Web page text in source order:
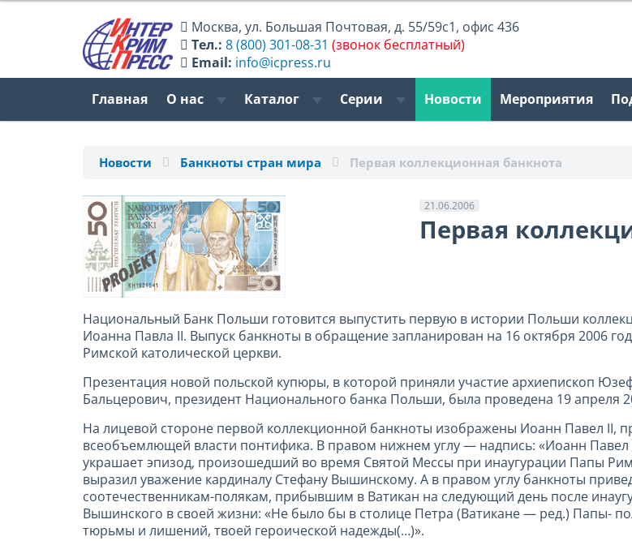
Москва,ул. Большая Почтовая, д. 55/59с1, офис 436
Тел.: 8 (800) 301-08-31 (звонок бесплатный)
Email: info@icpress.ru
Главная О нас Каталог Серии Новости Мероприятия
Новости Банкноты стран мира Первая коллекционная банкнота
21.06.2006
Первая
Национальный Банк Польши готовится выпустить первую в истории Польши
Иоанна Павла II. Выпуск банкноты в обращение запланирован на 16 октября 2006
Римской католической церкви.
Презентация новой польской купюры, в которой приняли участие архиепископ
Бальцерович, президент Национального банка Польши, была проведена 19 апреля
На лицевой стороне первой коллекционной банкноты изображены Иоанн Павел II,
всеобъемлющей власти понтифика. В правом нижнем углу — надпись: «Иоанн
украшает эпизод, произошедший во время Святой Мессы при инаугурации Папы
выразил уважение кардиналу Стефану Вышинскому. А в правом углу банкноты
соотечественникам-полякам, прибывшим в Ватикан на следующий день после
Вышинского в своей жизни: «Не было бы в столице Петра (Ватикане — ред.) Папы-
тюрьмы и лишений, твоей героической надежды(…)».